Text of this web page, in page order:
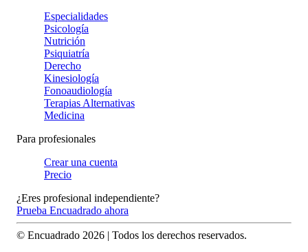
Especialidades
Psicología
Nutrición
Psiquiatría
Derecho
Kinesiología
Fonoaudiología
Terapias Alternativas
Medicina
Para profesionales
Crear una cuenta
Precio
¿Eres profesional independiente?
Prueba Encuadrado ahora
© Encuadrado 2026 | Todos los derechos reservados.